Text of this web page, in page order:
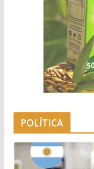
POLÍTICA